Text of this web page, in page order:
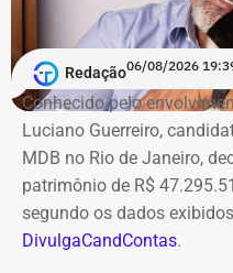
Redação06/08/2026
Conhecido pelo
Luciano Guerreiro,
MDB no Rio de Janeiro,
patrimônio de R$
segundo os dados
DivulgaCandContas.